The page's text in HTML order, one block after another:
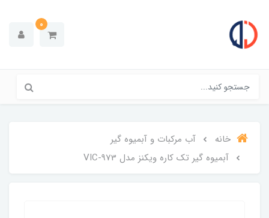
0
خانه
آب مرکبات و آبمیوه گیر
آبمیوه گیر تک کاره ویکنز مدل VIC-973